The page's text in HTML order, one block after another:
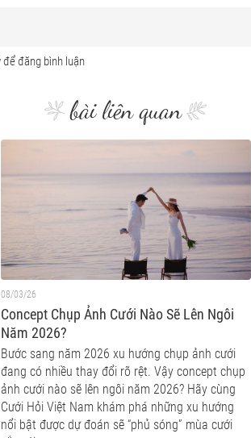
bài liên quan
08/03/26
Concept Chụp Ảnh Cưới Nào Sẽ Lên Ngôi
Năm 2026?
Bước sang năm 2026 xu hướng chụp ảnh cưới
đang có nhiều thay đổi rõ rệt. Vậy concept chụp
ảnh cưới nào sẽ lên ngôi năm 2026? Hãy cùng
Cưới Hỏi Việt Nam khám phá những xu hướng
nổi bật được dự đoán sẽ “phủ sóng” mùa cưới